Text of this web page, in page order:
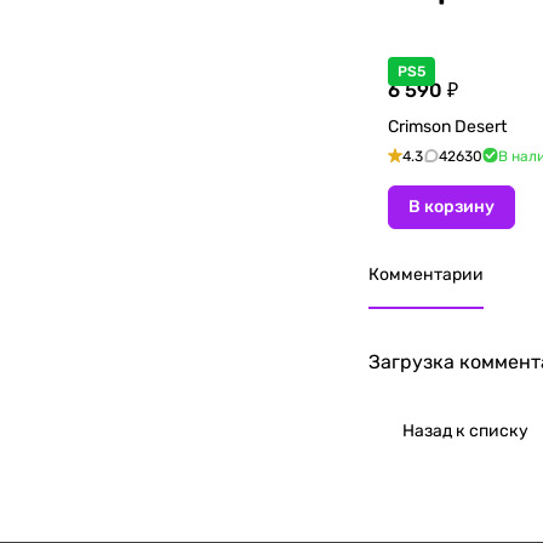
PS5
6 590 ₽
Crimson Desert
4.3 42630 В
В корзину
Комментарии
Загрузка
Назад к списку